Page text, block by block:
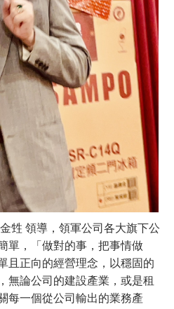
甡 領導，領軍公司各大旗下公
單，「做對的事，把事情做
且正向的經營理念，以穩固的
無論公司的建設產業，或是租
每一個從公司輸出的業務產